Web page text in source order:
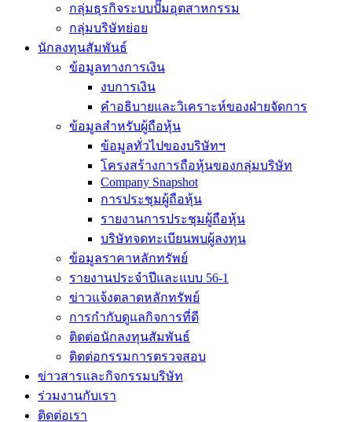
กลุ่มธุรกิจระบบปั๊มอุตสาหกรรม
กลุ่มบริษัทย่อย
นักลงทุนสัมพันธ์
ข้อมูลทางการเงิน
งบการเงิน
คำอธิบายและวิเคราะห์ของฝ่ายจัดการ
ข้อมูลสำหรับผู้ถือหุ้น
ข้อมูลทั่วไปของบริษัทฯ
โครงสร้างการถือหุ้นของกลุ่มบริษัท
Company Snapshot
การประชุมผู้ถือหุ้น
รายงานการประชุมผู้ถือหุ้น
บริษัทจดทะเบียนพบผู้ลงทุน
ข้อมูลราคาหลักทรัพย์
รายงานประจำปีและแบบ 56-1
ข่าวแจ้งตลาดหลักทรัพย์
การกำกับดูแลกิจการที่ดี
ติดต่อนักลงทุนสัมพันธ์
ติดต่อกรรมการตรวจสอบ
ข่าวสารและกิจกรรมบริษัท
ร่วมงานกับเรา
ติดต่อเรา